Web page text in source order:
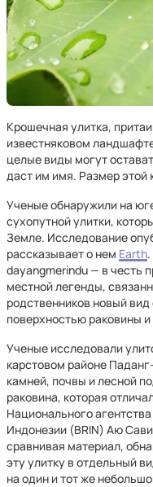
Крошечная улитка,
известняковом
целые виды могут
даст им имя. Размер этой
Ученые обнаружили на
сухопутной улитки,
Земле. Исследование
рассказывает о нем Earth
dayangmerindu — в честь
местной легенды,
родственников новый
поверхностью раковины
Ученые исследовали
карстовом районе
камней, почвы и лесной
раковина, которая
Национального
Индонезии (BRIN) Аю
сравнивая материал,
эту улитку в отдельный
на один и тот же